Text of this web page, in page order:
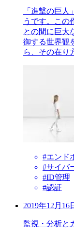
「進撃の巨
うです。この
との間に巨大
御する世界観
ら、その在り
#エンド
#サイバ
#ID管理
#認証
2019年12月16
監視・分析と